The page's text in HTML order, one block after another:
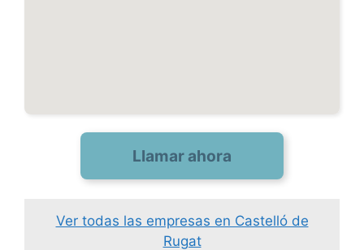
Llamar ahora
Ver todas las empresas en Castelló de
Rugat